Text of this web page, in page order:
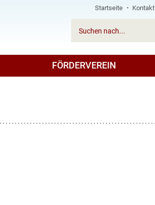
Startseite Kontakt
FÖRDERVEREIN